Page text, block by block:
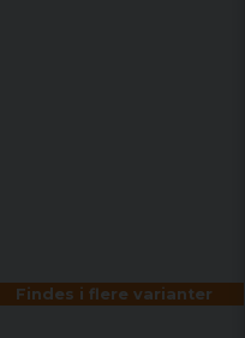
Findes i flere varianter